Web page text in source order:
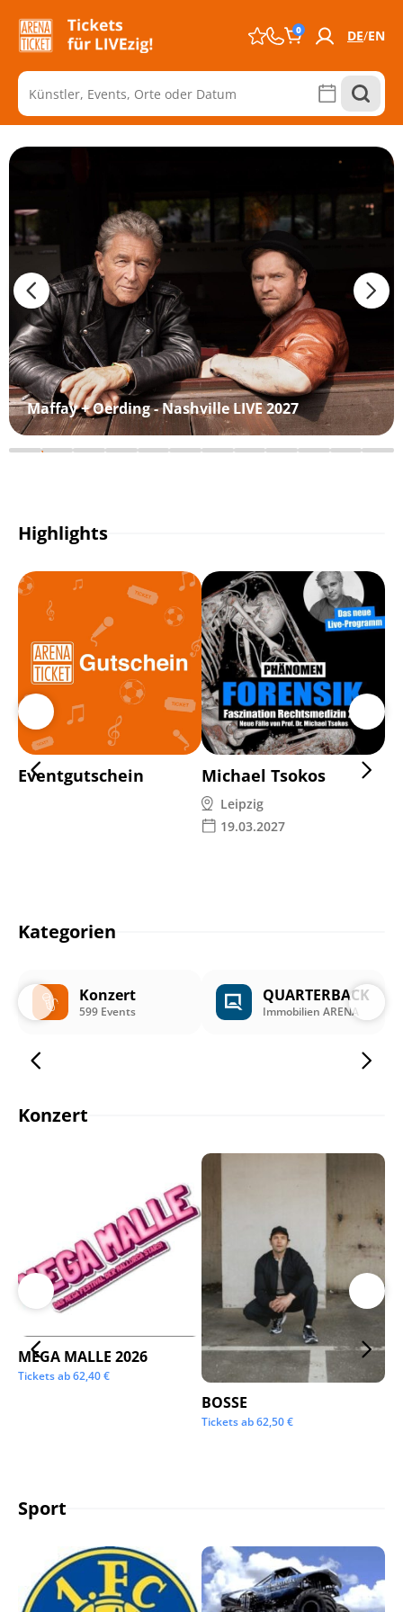
0 DE EN
Maffay + Oerding - Nashville LIVE 2027
Highlights
Eventgutschein Michael Tsokos
Leipzig
19.03.2027
Kategorien
Konzert
599 Events
QUARTERBACK
Immobilien ARENA
Konzert
MEGA MALLE 2026
Tickets ab62,40€
BOSSE
Tickets ab62,50€
Sport